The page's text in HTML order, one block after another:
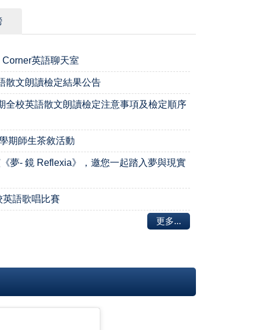
英語聊天室
散文朗讀檢定結果公告
全校英語散文朗讀檢定注意事項及檢定順序
期師生茶敘活動
夢- 鏡 Reflexia》，邀您一起踏入夢與現實
語歌唱比賽
更多...